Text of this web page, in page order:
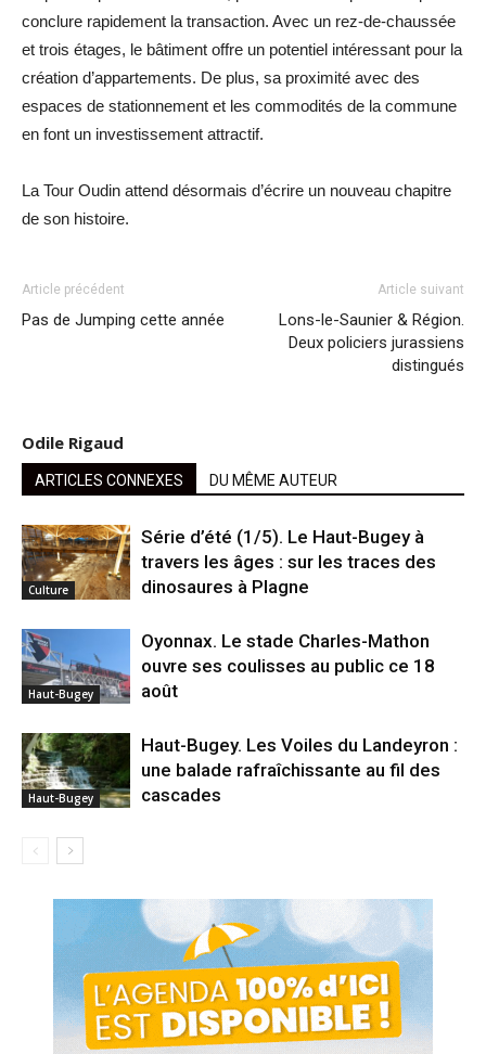
conclure rapidement la transaction. Avec un rez-de-chaussée
et trois étages, le bâtiment offre un potentiel intéressant pour la
création d’appartements. De plus, sa proximité avec des
espaces de stationnement et les commodités de la commune
en font un investissement attractif.
La Tour Oudin attend désormais d’écrire un nouveau chapitre
de son histoire.
Article précédent
Pas de Jumping cette année
Article suivant
Lons-le-Saunier & Région.
Deux policiers jurassiens
distingués
Odile Rigaud
ARTICLES CONNEXES DU MÊME AUTEUR
Culture
Série d’été (1/5). Le Haut-Bugey à
travers les âges : sur les traces des
dinosaures à Plagne
Haut-Bugey
Oyonnax. Le stade Charles-Mathon
ouvre ses coulisses au public ce 18
août
Haut-Bugey
Haut-Bugey. Les Voiles du Landeyron :
une balade rafraîchissante au fil des
cascades